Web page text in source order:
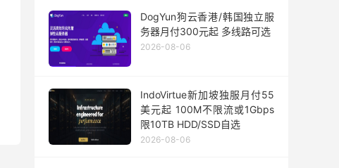
DogYun狗云香港/韩国独立服
务器月付300元起 多线路可选
2026-08-06
IndoVirtue新加坡独服月付55
美元起 100M不限流或1Gbps
限10TB HDD/SSD自选
2026-08-06